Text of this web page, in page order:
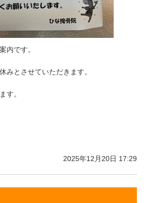
内です。
みとさせていただきます。
す。
2025年12月20日 17:29